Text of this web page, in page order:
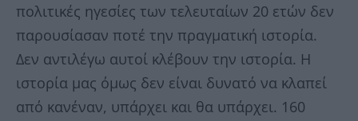
πολιτικές ηγεσίες των τελευταίων 20 ετών δεν
παρουσίασαν ποτέ την πραγματική ιστορία.
Δεν αντιλέγω αυτοί κλέβουν την ιστορία. Η
ιστορία μας όμως δεν είναι δυνατό να κλαπεί
από κανέναν, υπάρχει και θα υπάρχει. 160